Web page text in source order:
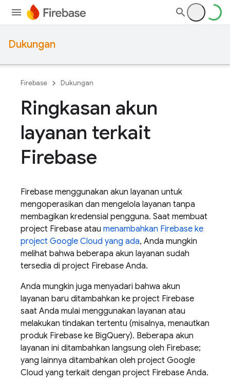
Dukungan
Firebase Dukungan
Ringkasan akun
layanan terkait
Firebase
Firebase menggunakan akun layanan untuk
mengoperasikan dan mengelola layanan tanpa
membagikan kredensial pengguna. Saat membuat
project Firebase atau menambahkan Firebase ke
project Google Cloud yang ada, Anda mungkin
melihat bahwa beberapa akun layanan sudah
tersedia di project Firebase Anda.
Anda mungkin juga menyadari bahwa akun
layanan baru ditambahkan ke project Firebase
saat Anda mulai menggunakan layanan atau
melakukan tindakan tertentu (misalnya, menautkan
produk Firebase ke BigQuery). Beberapa akun
layanan ini ditambahkan langsung oleh Firebase;
yang lainnya ditambahkan oleh project Google
Cloud yang terkait dengan project Firebase Anda.